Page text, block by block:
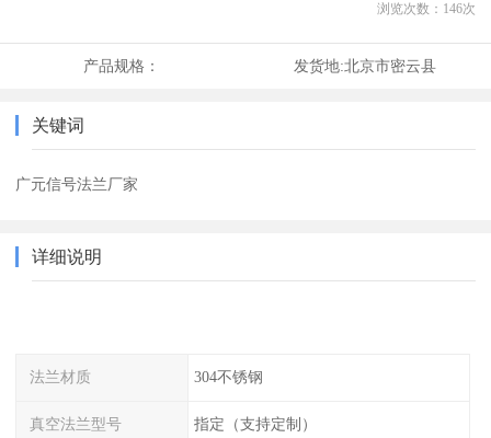
浏览次数： 146次
产品规格： 发货地:北京市密云县
关键词
广元信号法兰厂家
详细说明
法兰材质 304不锈钢
真空法兰型号 指定（支持定制）